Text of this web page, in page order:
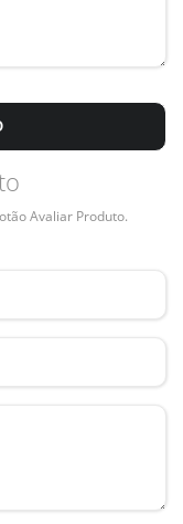
Avaliar Produto.